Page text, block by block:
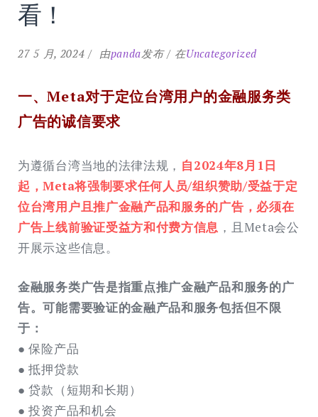
看！
27 5 月, 2024 由panda发布 在Uncategorized
一、Meta对于定位台湾用户的金融服务类
广告的诚信要求
为遵循台湾当地的法律法规， 自2024年8月1日
起，Meta将强制要求任何人员/组织赞助/受益于定
位台湾用户且推广金融产品和服务的广告，必须在
广告上线前验证受益方和付费方信息 ，且Meta会公
开展示这些信息。
金融服务类广告是指重点推广金融产品和服务的广
告。可能需要验证的金融产品和服务包括但不限
于：
● 保险产品
● 抵押贷款
● 贷款（短期和长期）
● 投资产品和机会